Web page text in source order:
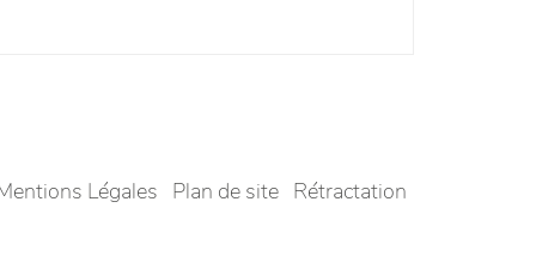
Légales Plan de site Rétractation